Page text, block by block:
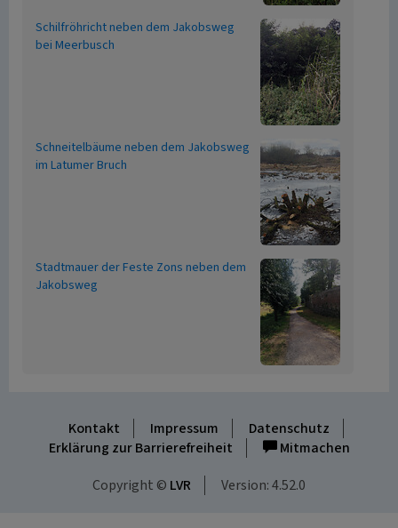
Schilfröhricht neben dem Jakobsweg
bei Meerbusch
Schneitelbäume neben dem Jakobsweg
im Latumer Bruch
Stadtmauer der Feste Zons neben dem
Jakobsweg
Kontakt Impressum
Datenschutz
Erklärung zur Barrierefreiheit
Mitmachen
Copyright © LVR Version: 4.52.0